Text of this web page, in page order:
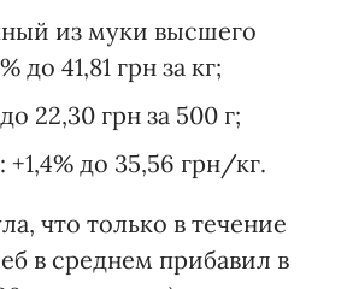
из муки высшего
до 41,81 грн за кг;
22,30 грн за 500 г;
до 35,56 грн/кг.
что только в течение
в среднем прибавил в